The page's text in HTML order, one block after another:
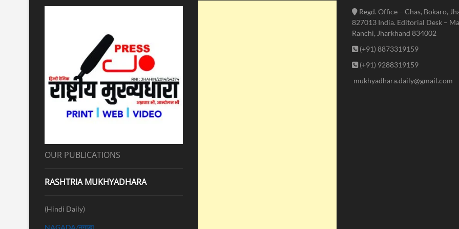
OUR PUBLICATIONS
RASHTRIA MUKHYADHARA
(Hindi Daily)
NAGADA/नगाड़ा
Regd. Office – Chas, Bokaro,
827013 India. Editorial Desk –
Ranchi, Jharkhand 834002
(+91) 8873319159
(+91) 9288319159
mukhyadhara.daily@gmail.com